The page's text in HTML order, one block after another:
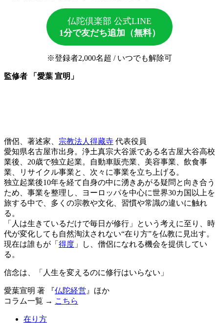
仏陀倶楽部 公式LINE
1分で友だち追加（無料）
※登録者2,000名超 / いつでも解除可
監修者 「愛葉 宣明」
僧侶、著述家、 宗教法人得藏寺 代表役員
愛知県名古屋市出身。浄土真宗大谷派である名古屋大谷高校
業後、20歳で独立起業。自動車販売業、美容事業、飲食事
業、リサイクル事業と、次々に事業を立ち上げる。
独立起業後10年を経て自身の中に湧きあがる疑問と向き合う
ため、事業を整理し、ヨーロッパを中心に世界30カ国以上を
旅する中で、多くの宗教や文化、習慣や常識の違いに触れ
る。
「人は生きているだけで毎日が修行」という考えに至り、時
代が変化しても自然淘汰されない“在り方”を仏教に見出す。
現在は誰もが「 得度 」し、僧侶になれる機会を提供してい
る。
信念は、「人生を変えるのに修行はいらない」
愛葉宣明 著 『仏陀経営 』ほか
コラム一覧 → こちら
在り方